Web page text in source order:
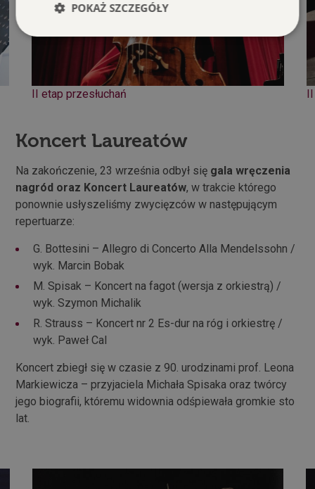
II etap przesłuchań
Koncert Laureatów
Na zakończenie, 23 września odbył się gala wręczenia
nagród oraz Koncert Laureatów, w trakcie którego
ponownie usłyszeliśmy zwycięzców w następującym
repertuarze:
G. Bottesini – Allegro di Concerto Alla Mendelssohn /
wyk. Marcin Bobak
M. Spisak – Koncert na fagot (wersja z orkiestrą) /
wyk. Szymon Michalik
R. Strauss – Koncert nr 2 Es-dur na róg i orkiestrę /
wyk. Paweł Cal
Koncert zbiegł się w czasie z 90. urodzinami prof. Leona
Markiewicza – przyjaciela Michała Spisaka oraz twórcy
jego biografii, któremu widownia odśpiewała gromkie sto
lat.
POKAŻ SZCZEGÓŁY
Niezbędne Wydajność
Targetowanie
Funkcjonalność
jak logowanie użytkownika i zarządzanie kontem.
Bez niezbędnych plików cookie nie można
Nazwa
Dostawca /
Domena
Okres
przechowywania
Opis
symfony
Symfony SAS
Sesja
Plik cookie
tworzenia
ale ponieważ
sesji, można
go traktować
Polityce